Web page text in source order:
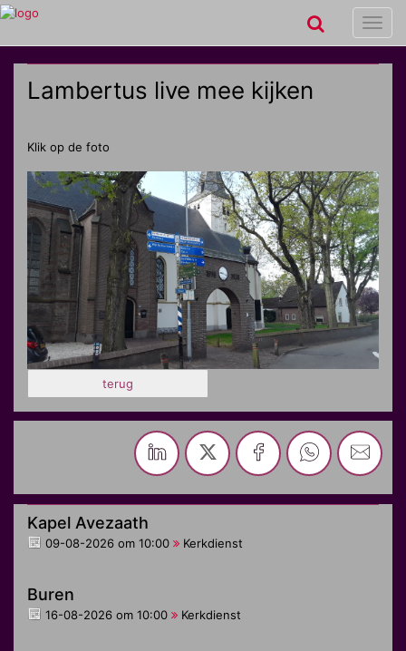
Lambertus live mee kijken
Klik op de foto
terug
Kapel Avezaath
09-08-2026 om 10:00 Kerkdienst
Buren
16-08-2026 om 10:00 Kerkdienst